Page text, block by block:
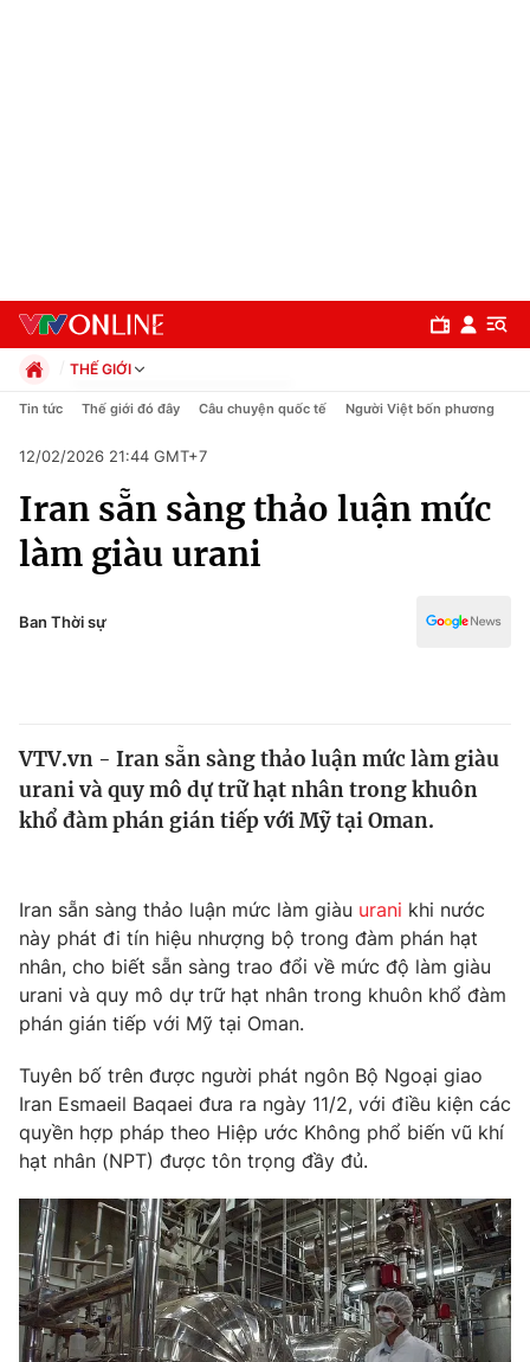
Chuyên mục
Chính trị
Thế giới
Thế giới đó đây
Câu chuyện quốc tế
Tài chính
Thị trường
Góc doanh nghiệp
Dữ liệu và đời sống
Truyền hình
Phim VTV
Hậu trường
Nhân vật
Khán giả
Giải sao mai
Giải trí
Điện ảnh
Sao
Đời sống
Du lịch
Làm đẹp
Chất lượng cuộc sống
Giáo dục
Tuyển sinh
Học trực tuyến
Công nghệ
Hitech Công nghệ tương lai
THẾ GIỚI
Chính trị
Pháp luật
Kinh tế
Thể thao
Truyền hình
Y tế
Tin tức Thế giới đó đây Câu chuyện quốc tế Người Việt bốn phương
12/02/2026 21:44 GMT+7
Iran sẵn sàng thảo luận mức
làm giàu urani
Ban Thời sự
VTV.vn - Iran sẵn sàng thảo luận mức làm giàu
urani và quy mô dự trữ hạt nhân trong khuôn
khổ đàm phán gián tiếp với Mỹ tại Oman.
Iran sẵn sàng thảo luận mức làm giàu urani khi nước
này phát đi tín hiệu nhượng bộ trong đàm phán hạt
nhân, cho biết sẵn sàng trao đổi về mức độ làm giàu
urani và quy mô dự trữ hạt nhân trong khuôn khổ đàm
phán gián tiếp với Mỹ tại Oman.
Tuyên bố trên được người phát ngôn Bộ Ngoại giao
Iran Esmaeil Baqaei đưa ra ngày 11/2, với điều kiện các
quyền hợp pháp theo Hiệp ước Không phổ biến vũ khí
hạt nhân (NPT) được tôn trọng đầy đủ.